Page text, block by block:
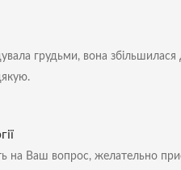
грудьми, вона
на Ваш вопрос, желательно